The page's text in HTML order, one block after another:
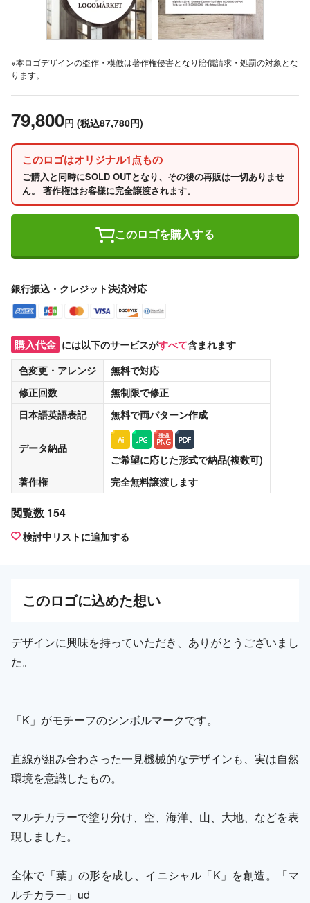
※本ロゴデザインの盗作・模倣は著作権侵害となり賠償請求・処罰の対象とな
ります。
79,800円 (税込87,780円)
このロゴはオリジナル1点もの
ご購入と同時にSOLD OUTとなり、その後の再販は一切ありませ
ん。 著作権はお客様に完全譲渡されます。
このロゴを購入する
銀行振込・クレジット決済対応
購入代金 には以下のサービスがすべて含まれます
色変更・アレンジ
無料で対応
修正回数
無制限で修正
日本語英語表記
無料で両パターン作成
データ納品
ご希望に応じた形式で納品(複数可)
著作権
完全無料譲渡します
閲覧数 154
検討中リストに追加する
このロゴに込めた想い
デザインに興味を持っていただき、ありがとうございまし
た。
「K」がモチーフのシンボルマークです。
直線が組み合わさった一見機械的なデザインも、実は自然
環境を意識したもの。
マルチカラーで塗り分け、空、海洋、山、大地、などを表
現しました。
全体で「葉」の形を成し、イニシャル「K」を創造。「マ
ルチカラー」ud